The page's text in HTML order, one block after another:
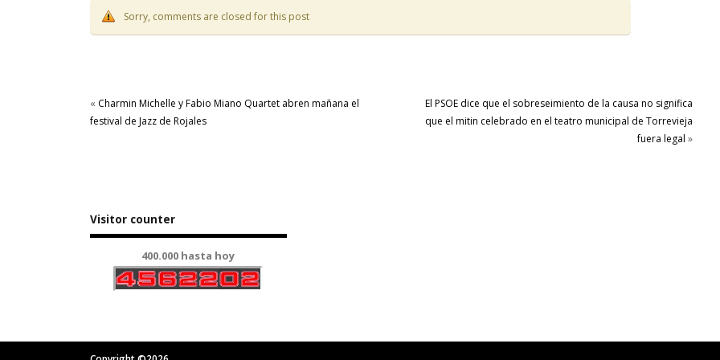
Sorry, comments are closed for this post
« Charmin Michelle y Fabio Miano Quartet abren mañana el
festival de Jazz de Rojales
El PSOE dice que el sobreseimiento de la causa no significa
que el mitin celebrado en el teatro municipal de Torrevieja
fuera legal »
Visitor counter
400.000 hasta hoy